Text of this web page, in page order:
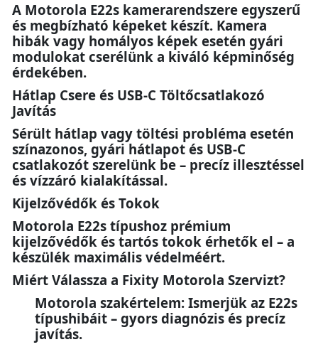
A Motorola E22s kamerarendszere egyszerű
és megbízható képeket készít. Kamera
hibák vagy homályos képek esetén gyári
modulokat cserélünk a kiváló képminőség
érdekében.
Hátlap Csere és USB-C Töltőcsatlakozó
Javítás
Sérült hátlap vagy töltési probléma esetén
színazonos, gyári hátlapot és USB-C
csatlakozót szerelünk be – precíz illesztéssel
és vízzáró kialakítással.
Kijelzővédők és Tokok
Motorola E22s típushoz prémium
kijelzővédők és tartós tokok érhetők el – a
készülék maximális védelméért.
Miért Válassza a Fixity Motorola Szervizt?
Motorola szakértelem: Ismerjük az E22s
típushibáit – gyors diagnózis és precíz
javítás.